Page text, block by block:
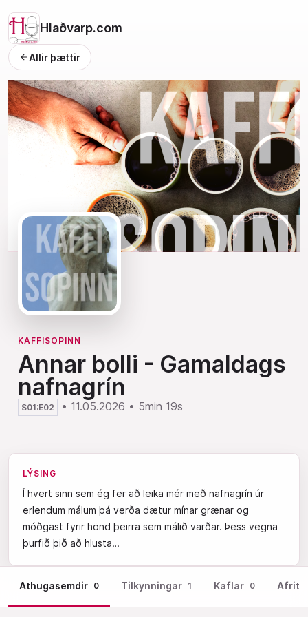
Hlaðvarp.com
Allir þættir
KAFFISOPINN
Annar bolli - Gamaldags
nafnagrín
S01:E02 • 11.05.2026 • 5min 19s
LÝSING
Í hvert sinn sem ég fer að leika mér með nafnagrín úr
erlendum málum þá verða dætur mínar grænar og
móðgast fyrir hönd þeirra sem málið varðar. Þess vegna
þurfið þið að hlusta…
Athugasemdir 0 Tilkynningar 1 Kaflar 0 Afrit